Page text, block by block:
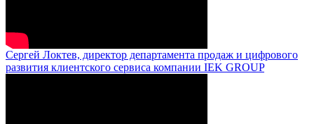
Сергей Локтев, директор департамента продаж и цифрового
развития клиентского сервиса компании IEK GROUP